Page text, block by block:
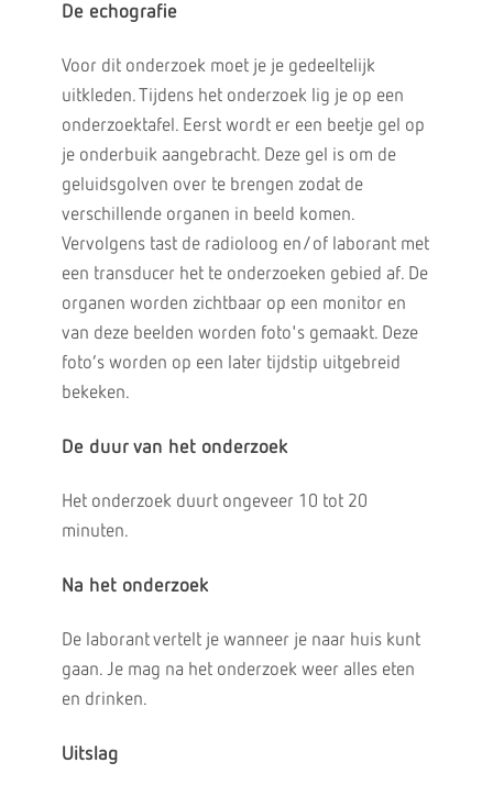
De echografie
Voor dit onderzoek moet je je gedeeltelijk
uitkleden. Tijdens het onderzoek lig je op een
onderzoektafel. Eerst wordt er een beetje gel op
je onderbuik aangebracht. Deze gel is om de
geluidsgolven over te brengen zodat de
verschillende organen in beeld komen.
Vervolgens tast de radioloog en/of laborant met
een transducer het te onderzoeken gebied af. De
organen worden zichtbaar op een monitor en
van deze beelden worden foto's gemaakt. Deze
foto’s worden op een later tijdstip uitgebreid
bekeken.
De duur van het onderzoek
Het onderzoek duurt ongeveer 10 tot 20
minuten.
Na het onderzoek
De laborant vertelt je wanneer je naar huis kunt
gaan. Je mag na het onderzoek weer alles eten
en drinken.
Uitslag